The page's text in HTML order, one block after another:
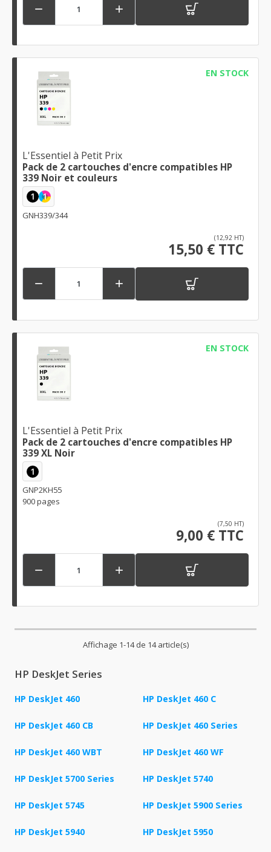
 
EN STOCK
L'Essentiel à Petit Prix
Pack de 2 cartouches d'encre compatibles HP
339 Noir et couleurs
1 1
GNH339/344
(12,92 HT)
15,50 € TTC
 
EN STOCK
L'Essentiel à Petit Prix
Pack de 2 cartouches d'encre compatibles HP
339 XL Noir
1
GNP2KH55
900 pages
(7,50 HT)
9,00 € TTC
 
Affichage 1-14 de 14 article(s)
HP DeskJet Series
HP DeskJet 460 HP DeskJet 460 C
HP DeskJet 460 CB HP DeskJet 460 Series
HP DeskJet 460 WBT HP DeskJet 460 WF
HP DeskJet 5700 Series HP DeskJet 5740
HP DeskJet 5745 HP DeskJet 5900 Series
HP DeskJet 5940 HP DeskJet 5950